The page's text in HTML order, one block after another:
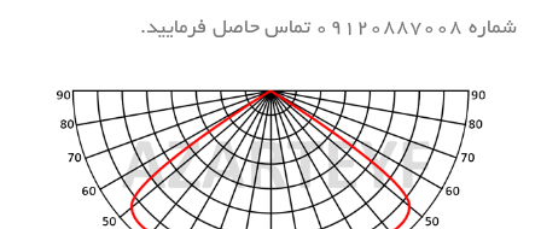
شماره ۰۹۱۲۰۸۸۷۰۰۸ تماس حاصل فرمایید.